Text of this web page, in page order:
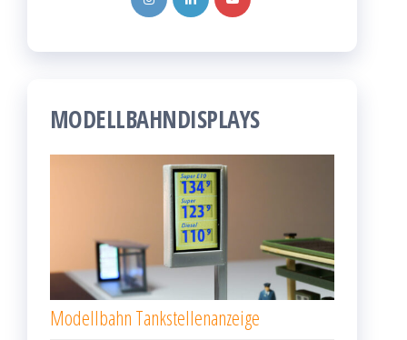
MODELLBAHNDISPLAYS
Modellbahn Tankstellenanzeige